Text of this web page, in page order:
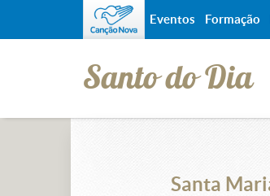
Santo do Dia
Santa
Eventos Formação